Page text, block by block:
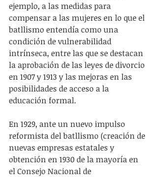
ejemplo, a las medidas para
compensar a las mujeres en lo que el
batllismo entendía como una
condición de vulnerabilidad
intrínseca, entre las que se destacan
la aprobación de las leyes de divorcio
en 1907 y 1913 y las mejoras en las
posibilidades de acceso a la
educación formal.
En 1929, ante un nuevo impulso
reformista del batllismo (creación de
nuevas empresas estatales y
obtención en 1930 de la mayoría en
el Consejo Nacional de